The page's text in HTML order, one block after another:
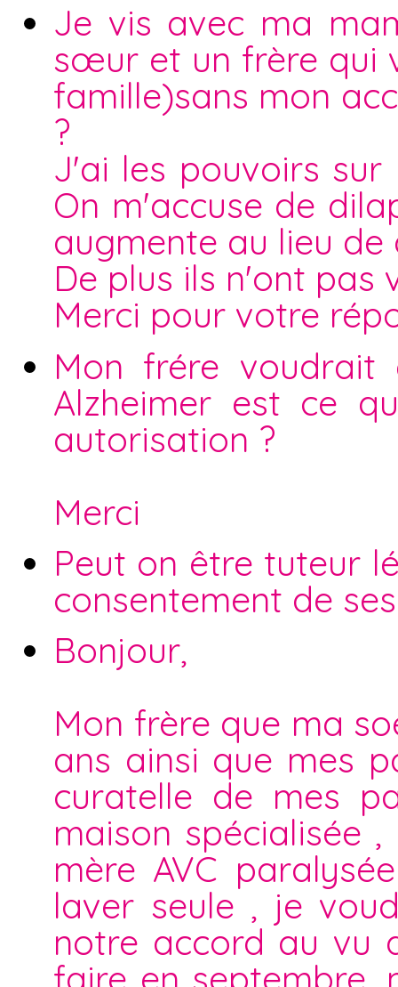
Je vis avec ma
sœur et un frère qui
famille)sans mon
?
J'ai les pouvoirs
On m'accuse de
augmente au lieu de
De plus ils n'ont pas
Merci pour votre
Mon frére
Alzheimer est ce
autorisation ?
Merci
Peut on être tuteur
consentement de
Bonjour,
Mon frère que ma
ans ainsi que mes
curatelle de mes
maison spécialisée
mère AVC
laver seule , je
notre accord au vu